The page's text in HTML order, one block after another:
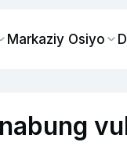
Markaziy Osiyo